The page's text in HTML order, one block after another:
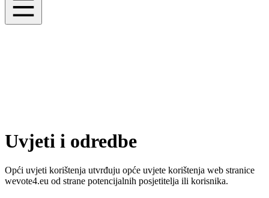
Uvjeti i odredbe
Opći uvjeti korištenja utvrđuju opće uvjete korištenja web stranice
wevote4.eu od strane potencijalnih posjetitelja ili korisnika.